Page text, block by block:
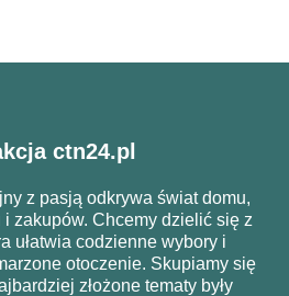
ctn24.pl
z pasją odkrywa świat domu,
zakupów. Chcemy dzielić się z
ułatwia codzienne wybory i
otoczenie. Skupiamy się
złożone tematy były